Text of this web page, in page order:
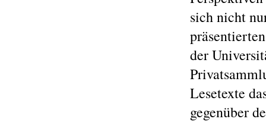
sich nicht
der
Lesetexte
gegenüber